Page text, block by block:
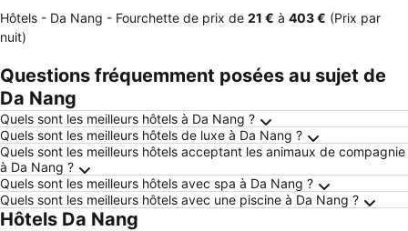
Hôtels - Da Nang - Fourchette de prix de ‎21 € à ‎403 € (Prix par
nuit)
Questions fréquemment posées au sujet de
Da Nang
Quels sont les meilleurs hôtels à Da Nang ?
Quels sont les meilleurs hôtels de luxe à Da Nang ?
Quels sont les meilleurs hôtels acceptant les animaux de compagnie
à Da Nang ?
Quels sont les meilleurs hôtels avec spa à Da Nang ?
Quels sont les meilleurs hôtels avec une piscine à Da Nang ?
Hôtels Da Nang